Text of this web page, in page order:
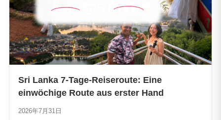
Sri Lanka 7-Tage-Reiseroute: Eine
einwöchige Route aus erster Hand
2026年7月31日